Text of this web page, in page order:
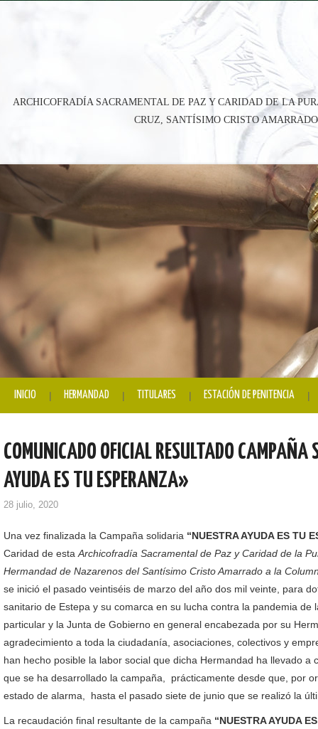
ARCHICOFRADÍA SACRAMENTAL DE PAZ Y CARIDAD DE LA
CRUZ, SANTÍSIMO CRISTO
INICIO HERMANDAD TITULARES ESTACIÓN DE PENITENCIA
COMUNICADO OFICIAL RESULTADO
AYUDA ES TU ESPERANZA»
28 julio, 2020
Una vez finalizada la Campaña solidaria “NUESTRA AYUDA ES TU
Caridad de esta Archicofradía Sacramental de Paz y Caridad de la
Hermandad de Nazarenos del Santísimo Cristo Amarrado a la
se inició el pasado veintiséis de marzo del año dos mil veinte, para
sanitario de Estepa y su comarca en su lucha contra la pandemia
particular y la Junta de Gobierno en general encabezada por su
agradecimiento a toda la ciudadanía, asociaciones, colectivos y
han hecho posible la labor social que dicha Hermandad ha llevado
que se ha desarrollado la campaña, prácticamente desde que, por
estado de alarma, hasta el pasado siete de junio que se realizó la
La recaudación final resultante de la campaña “NUESTRA AYUDA